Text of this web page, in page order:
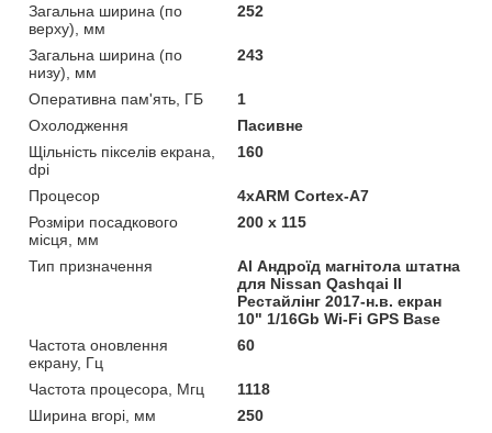
Загальна ширина (по
верху), мм
252
Загальна ширина (по
низу), мм
243
Оперативна пам'ять, ГБ
1
Охолодження
Пасивне
Щільність пікселів екрана,
dpi
160
Процесор
4хARM Cortex-A7
Розміри посадкового
місця, мм
200 х 115
Тип призначення
Al Андроїд магнітола штатна
для Nissan Qashqai II
Рестайлінг 2017-н.в. екран
10" 1/16Gb Wi-Fi GPS Base
Частота оновлення
екрану, Гц
60
Частота процесора, Мгц
1118
Ширина вгорі, мм
250